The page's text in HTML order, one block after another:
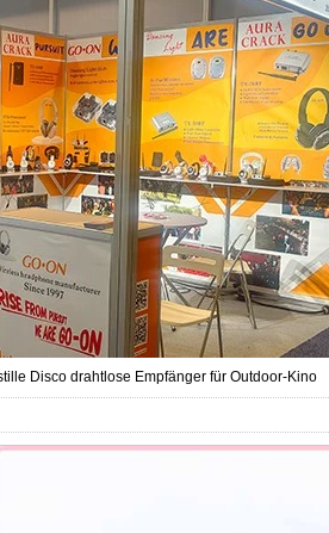
Disco drahtlose Empfänger für Outdoor-Kino